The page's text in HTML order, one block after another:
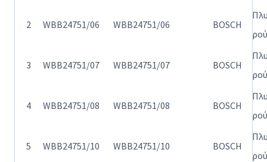
2 WBB24751/06 WBB24751/06 BOSCH
3 WBB24751/07 WBB24751/07 BOSCH
4 WBB24751/08 WBB24751/08 BOSCH
5 WBB24751/10 WBB24751/10 BOSCH